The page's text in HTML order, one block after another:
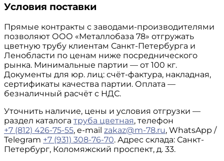
Условия поставки
Прямые контракты с заводами-производителями
позволяют ООО «Металлобаза 78» отгружать
цветную трубу клиентам Санкт-Петербурга и
Ленобласти по ценам ниже посреднического
рынка. Минимальные партии — от 100 кг.
Документы для юр. лиц: счёт-фактура, накладная,
сертификаты качества партии. Оплата —
безналичный расчёт с НДС.
Уточнить наличие, цены и условия отгрузки —
раздел каталога труба цветная, телефон
+7 (812) 426-75-55, e-mail zakaz@m-78.ru, WhatsApp /
Telegram +7 (931) 308-76-70. Адрес склада: Санкт-
Петербург, Коломяжский проспект, д. 33.